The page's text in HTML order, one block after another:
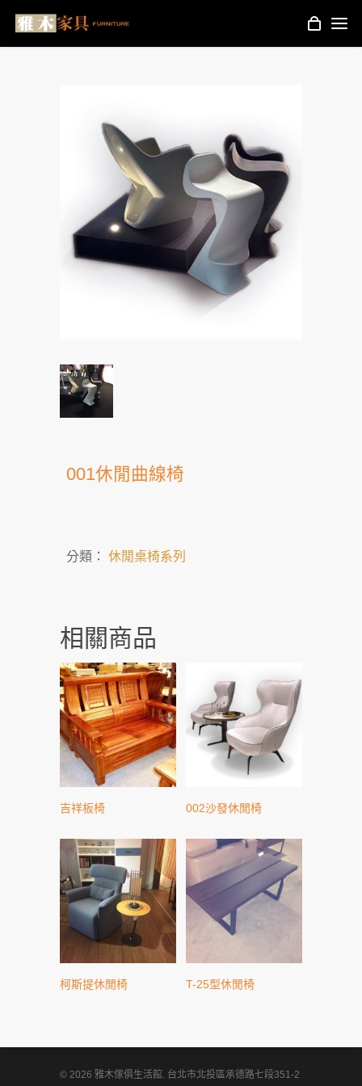
001休閒曲線椅
分類： 休閒桌椅系列
相關商品
吉祥板椅 002沙發休閒椅
柯斯提休閒椅 T-25型休閒椅
© 2026 雅木傢俱生活館. 台北市北投區承德路七段351-2